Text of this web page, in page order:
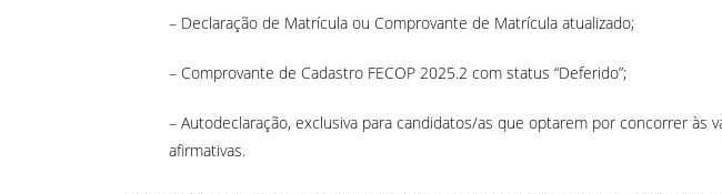
– Declaração de Matrícula ou Comprovante de Matrícula atualizado;
– Comprovante de Cadastro FECOP 2025.2 com status “Deferido”;
– Autodeclaração, exclusiva para candidatos/as que optarem por concorrer às
afirmativas.